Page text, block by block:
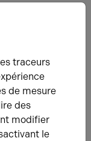
de
traceurs
de mesure
des
modifier
le